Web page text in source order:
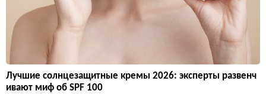
Лучшие солнцезащитные кремы 2026: эксперты развенч
ивают миф об SPF 100